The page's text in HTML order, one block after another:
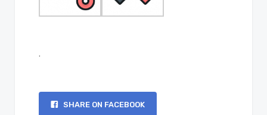
.
SHARE ON FACEBOOK